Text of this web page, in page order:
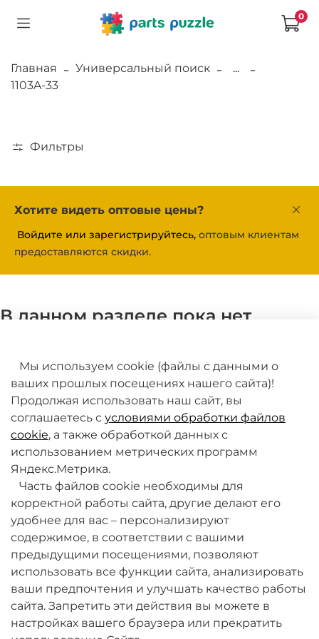
0
Главная Универсальный поиск
...
1103A-33
Фильтры
Хотите видеть оптовые цены?
Войдите или зарегистрируйтесь, оптовым клиентам
предоставляются скидки.
В данном разделе пока нет
О компании
Товары и услуги
+7 (495) 789-38-95
09:00 - 18:00 (будни, по МСК)
Мы используем cookie (файлы с данными о
ваших прошлых посещениях нашего сайта)!
Продолжая использовать наш сайт, вы
соглашаетесь с условиями обработки файлов
cookie, а также обработкой данных с
использованием метрических программ
Яндекс.Метрика.
Часть файлов cookie необходимы для
корректной работы сайта, другие делают его
удобнее для вас – персонализируют
содержимое, в соответствии с вашими
предыдущими посещениями, позволяют
использовать все функции сайта, анализировать
ваши предпочтения и улучшать качество работы
сайта. Запретить эти действия вы можете в
настройках вашего браузера или прекратить